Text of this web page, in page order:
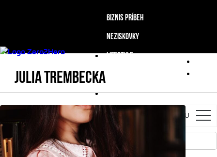
BIZNIS PRÍBEH
NEZISKOVKY
LIFESTYLE
SPOZNAJ TÍM ZERO2HERO
MENU
JULIA TREMBECKA